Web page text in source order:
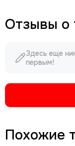
Отзывы о
Здесь еще
первым!
Похожие